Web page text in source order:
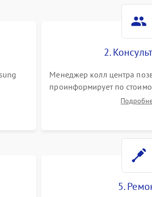
2.
Менеджер колл центра
проинформирует по
пылесоса а также ответит
5.